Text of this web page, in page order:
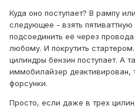
Куда оно поступает? В рампу
следующее - взять
подсоединить её через
любому. И покрутить
цилиндры бензин поступает. А
иммобилайзер деактивирован,
форсунки.
Просто, если даже в трех